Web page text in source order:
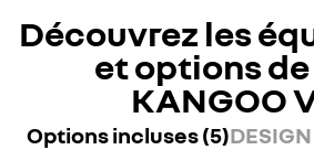
Découvrez les
et options
KANGOO
Options incluses (5)